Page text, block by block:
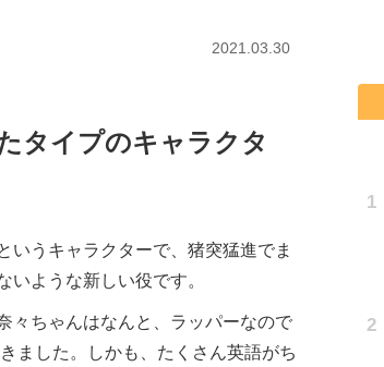
2021.03.30
タイプのキャラクタ
うキャラクターで、猪突猛進でま
ような新しい役です。
々ちゃんはなんと、ラッパーなので
ました。しかも、たくさん英語がち